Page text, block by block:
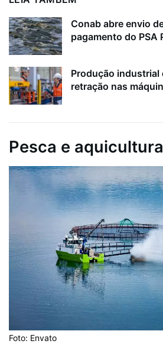
Conab abre envio
pagamento do PSA
Produção industrial
retração nas
Pesca e aquicultura
Foto: Envato